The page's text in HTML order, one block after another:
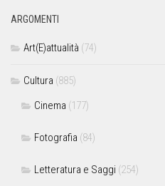
ARGOMENTI
Art(E)attualità (74)
Cultura (885)
Cinema (177)
Fotografia (84)
Letteratura e Saggi (254)